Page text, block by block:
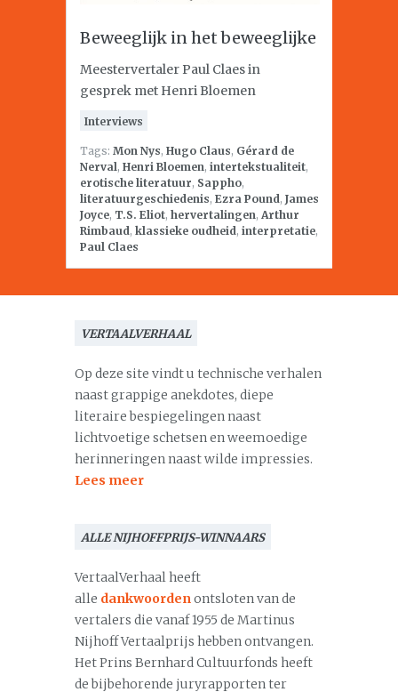
Beweeglijk in het beweeglijke
Meestervertaler Paul Claes in
gesprek met Henri Bloemen
Interviews
Tags: Mon Nys, Hugo Claus, Gérard de
Nerval, Henri Bloemen, intertekstualiteit,
erotische literatuur, Sappho,
literatuurgeschiedenis, Ezra Pound, James
Joyce, T.S. Eliot, hervertalingen, Arthur
Rimbaud, klassieke oudheid, interpretatie,
Paul Claes
VERTAALVERHAAL
Op deze site vindt u technische verhalen
naast grappige anekdotes, diepe
literaire bespiegelingen naast
lichtvoetige schetsen en weemoedige
herinneringen naast wilde impressies.
Lees meer
ALLE NIJHOFFPRIJS-WINNAARS
VertaalVerhaal heeft
alle dankwoordenontsloten van de
vertalers die vanaf 1955 de Martinus
Nijhoff Vertaalprijs hebben ontvangen.
Het Prins Bernhard Cultuurfonds heeft
de bijbehorende juryrapporten ter